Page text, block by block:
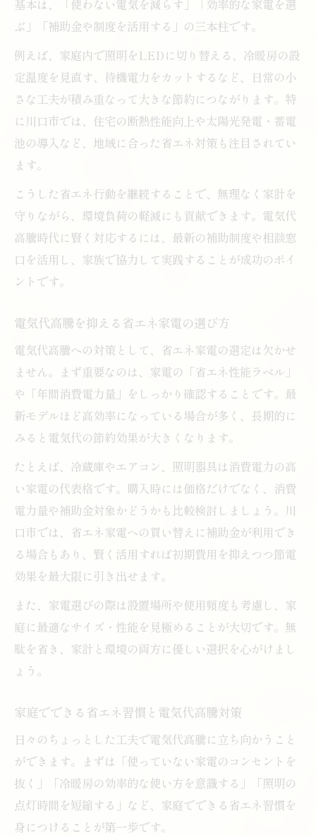
基本は、「使わない電気を減らす」「効率的な家電を選
ぶ」「補助金や制度を活用する」の三本柱です。
例えば、家庭内で照明をLEDに切り替える、冷暖房の設
定温度を見直す、待機電力をカットするなど、日常の小
さな工夫が積み重なって大きな節約につながります。特
に川口市では、住宅の断熱性能向上や太陽光発電・蓄電
池の導入など、地域に合った省エネ対策も注目されてい
ます。
こうした省エネ行動を継続することで、無理なく家計を
守りながら、環境負荷の軽減にも貢献できます。電気代
高騰時代に賢く対応するには、最新の補助制度や相談窓
口を活用し、家族で協力して実践することが成功のポイ
ントです。
電気代高騰を抑える省エネ家電の選び方
電気代高騰への対策として、省エネ家電の選定は欠かせ
ません。まず重要なのは、家電の「省エネ性能ラベル」
や「年間消費電力量」をしっかり確認することです。最
新モデルほど高効率になっている場合が多く、長期的に
みると電気代の節約効果が大きくなります。
たとえば、冷蔵庫やエアコン、照明器具は消費電力の高
い家電の代表格です。購入時には価格だけでなく、消費
電力量や補助金対象かどうかも比較検討しましょう。川
口市では、省エネ家電への買い替えに補助金が利用でき
る場合もあり、賢く活用すれば初期費用を抑えつつ節電
効果を最大限に引き出せます。
また、家電選びの際は設置場所や使用頻度も考慮し、家
庭に最適なサイズ・性能を見極めることが大切です。無
駄を省き、家計と環境の両方に優しい選択を心がけまし
ょう。
家庭でできる省エネ習慣と電気代高騰対策
日々のちょっとした工夫で電気代高騰に立ち向かうこと
ができます。まずは「使っていない家電のコンセントを
抜く」「冷暖房の効率的な使い方を意識する」「照明の
点灯時間を短縮する」など、家庭でできる省エネ習慣を
身につけることが第一歩です。